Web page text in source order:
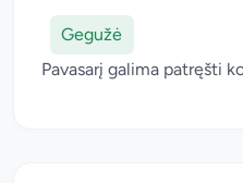
Gegužė
Pavasarį galima patręšti